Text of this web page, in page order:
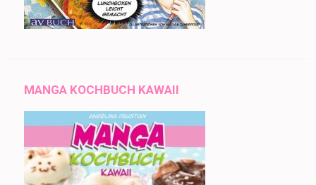
MANGA KOCHBUCH KAWAII